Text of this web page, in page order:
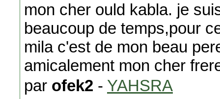
mon cher ould kabla. je
beaucoup de temps,pour
mila c'est de mon beau
amicalement mon cher
par ofek2 - YAHSRA